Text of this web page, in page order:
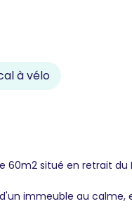
à vélo
situé en retrait du
immeuble au calme,